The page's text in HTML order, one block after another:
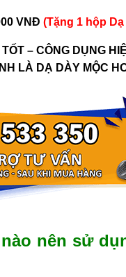
VNĐ (Tặng 1 hộp
– CÔNG DỤNG
LÀ DẠ DÀY MỘC
nên sử